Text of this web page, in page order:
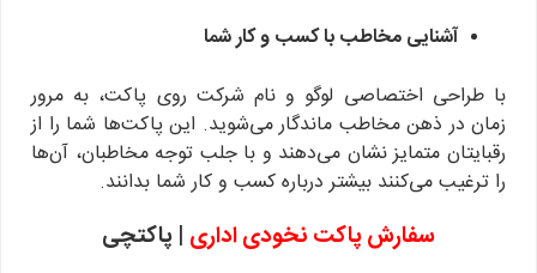
آشنایی مخاطب با کسب و کار شما
با طراحی اختصاصی لوگو و نام شرکت روی پاکت، به مرور
زمان در ذهن مخاطب ماندگار می‌شوید. این پاکت‌ها شما را از
رقبایتان متمایز نشان می‌دهند و با جلب توجه مخاطبان، آن‌ها
را ترغیب می‌کنند بیشتر درباره کسب و کار شما بدانند.
سفارش پاکت نخودی اداری | پاکتچی